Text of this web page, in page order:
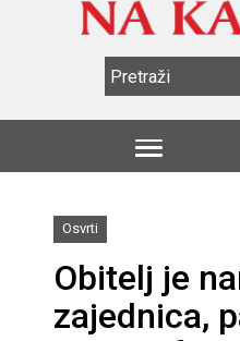
Osvrti
Obitelj je
zajednica,